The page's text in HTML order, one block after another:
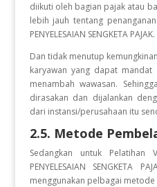
diikuti oleh bagian pajak atau
lebih jauh tentang penanganan
PENYELESAIAN SENGKETA PAJAK.
Dan tidak menutup
karyawan yang dapat
menambah wawasan.
dirasakan dan dijalankan
dari instansi/perusahaan itu
2.5. Metode
Sedangkan untuk Pelatihan
PENYELESAIAN SENGKETA
menggunakan pelbagai